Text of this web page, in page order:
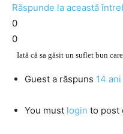
Răspunde la această
0
0
Iată că sa găsit un suflet bun
Guest a răspuns 14
You must login to post